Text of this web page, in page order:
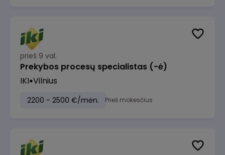
prieš 9 val.
Prekybos procesų specialistas (-ė)
IKI Vilnius
2200 - 2500 €/mėn. Prieš mokesčius